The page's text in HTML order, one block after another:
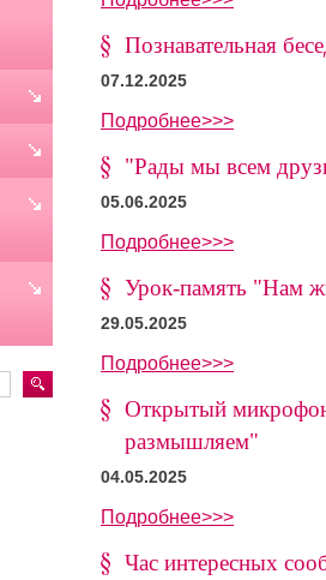
Познавательная
07.12.2025
Подробнее>>>
"Рады мы всем
05.06.2025
Подробнее>>>
Урок-память "Нам
29.05.2025
Подробнее>>>
Открытый
размышляем"
04.05.2025
Подробнее>>>
Час интересных